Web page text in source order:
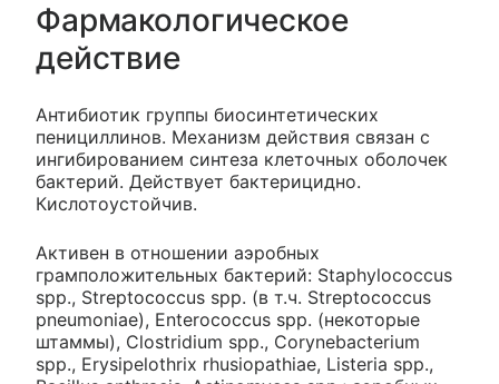
Фармакологическое
действие
Антибиотик группы биосинтетических
пенициллинов. Механизм действия связан с
ингибированием синтеза клеточных оболочек
бактерий. Действует бактерицидно.
Кислотоустойчив.
Активен в отношении аэробных
грамположительных бактерий: Staphylococcus
spp., Streptococcus spp. (в т.ч. Streptococcus
pneumoniae), Enterococcus spp. (некоторые
штаммы), Clostridium spp., Corynebacterium
spp., Erysipelothrix rhusiopathiae, Listeria spp.,